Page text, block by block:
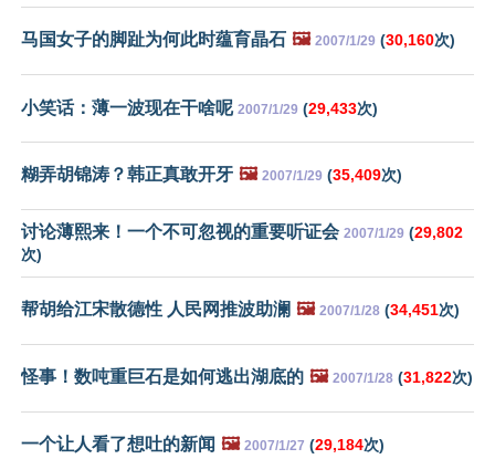
马国女子的脚趾为何此时蕴育晶石 🖼️ 2007/1/29 (30,160次)
小笑话：薄一波现在干啥呢 2007/1/29 (29,433次)
糊弄胡锦涛？韩正真敢开牙 🖼️ 2007/1/29 (35,409次)
讨论薄熙来！一个不可忽视的重要听证会 2007/1/29 (29,802
次)
帮胡给江宋散德性 人民网推波助澜 🖼️ 2007/1/28 (34,451次)
怪事！数吨重巨石是如何逃出湖底的 🖼️ 2007/1/28 (31,822次)
一个让人看了想吐的新闻 🖼️ 2007/1/27 (29,184次)